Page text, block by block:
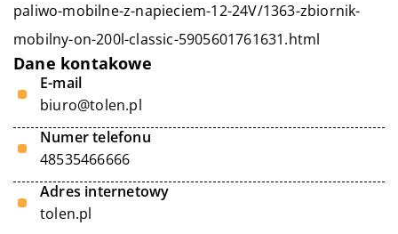
paliwo-mobilne-z-napieciem-12-24V/1363-zbiornik-
mobilny-on-200l-classic-5905601761631.html
Dane kontakowe
E-mail
biuro@tolen.pl
Numer telefonu
48535466666
Adres internetowy
tolen.pl